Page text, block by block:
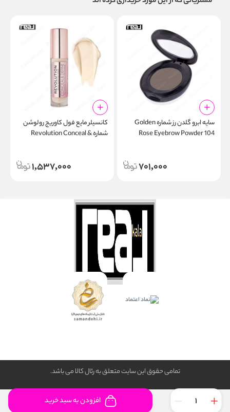
افزودن به سبد خرید
سایه ابرو گلدن رز شماره Golden
Rose Eyebrow Powder 104
701,000
کانسیلر مایع فول کاوریج رولوشن
شماره Revolution Conceal &
1,537,000
تمامی حقوق این سایت متعلق به رئال كالا می باشد.